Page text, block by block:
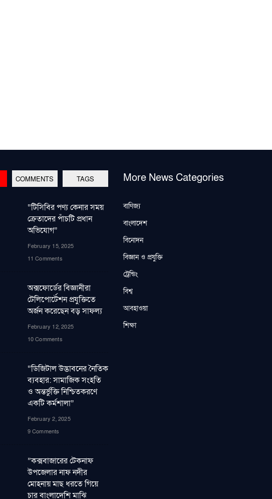
COMMENTS TAGS
“টিসিবির পণ্য কেনার সময়
ক্রেতাদের পাঁচটি প্রধান
অভিযোগ”
February 15, 2025
11 Comments
অক্সফোর্ডের বিজ্ঞানীরা
টেলিপোর্টেশন প্রযুক্তিতে
অর্জন করেছেন বড় সাফল্য
February 12, 2025
10 Comments
“ডিজিটাল উদ্ভাবনের নৈতিক
ব্যবহার: সামাজিক সংহতি
ও অন্তর্ভুক্তি নিশ্চিতকরণে
একটি কর্মশালা”
February 2, 2025
9 Comments
”কক্সবাজারের টেকনাফ
উপজেলার নাফ নদীর
মোহনায় মাছ ধরতে গিয়ে
চার বাংলাদেশি মাঝি
More News Categories
বাণিজ্য
বাংলাদেশ
বিনোদন
বিজ্ঞান ও প্রযুক্তি
ট্রেন্ডিং
বিশ্ব
আবহাওয়া
শিক্ষা